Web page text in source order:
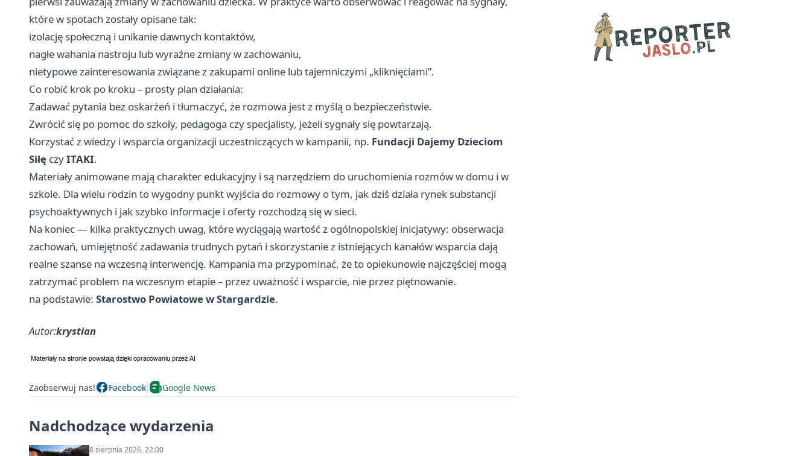
które w spotach zostały opisane tak:
izolację społeczną i unikanie dawnych kontaktów,
nagłe wahania nastroju lub wyraźne zmiany w zachowaniu,
nietypowe zainteresowania związane z zakupami online lub tajemniczymi „kliknięciami”.
Co robić krok po kroku – prosty plan działania:
Zadawać pytania bez oskarżeń i tłumaczyć, że rozmowa jest z myślą o bezpieczeństwie.
Zwrócić się po pomoc do szkoły, pedagoga czy specjalisty, jeżeli sygnały się powtarzają.
Korzystać z wiedzy i wsparcia organizacji uczestniczących w kampanii, np. Fundacji Dajemy Dzieciom
Siłę czyITAKI.
Materiały animowane mają charakter edukacyjny i są narzędziem do uruchomienia rozmów w domu i w
szkole. Dla wielu rodzin to wygodny punkt wyjścia do rozmowy o tym, jak dziś działa rynek substancji
psychoaktywnych i jak szybko informacje i oferty rozchodzą się w sieci.
Na koniec — kilka praktycznych uwag, które wyciągają wartość z ogólnopolskiej inicjatywy: obserwacja
zachowań, umiejętność zadawania trudnych pytań i skorzystanie z istniejących kanałów wsparcia dają
realne szanse na wczesną interwencję. Kampania ma przypominać, że to opiekunowie najczęściej mogą
zatrzymać problem na wczesnym etapie – przez uważność i wsparcie, nie przez piętnowanie.
na podstawie: Starostwo Powiatowe w Stargardzie.
Autor:krystian
Zaobserwuj nas! Facebook Google News
Nadchodzące wydarzenia
8 sierpnia 2026, 22:00